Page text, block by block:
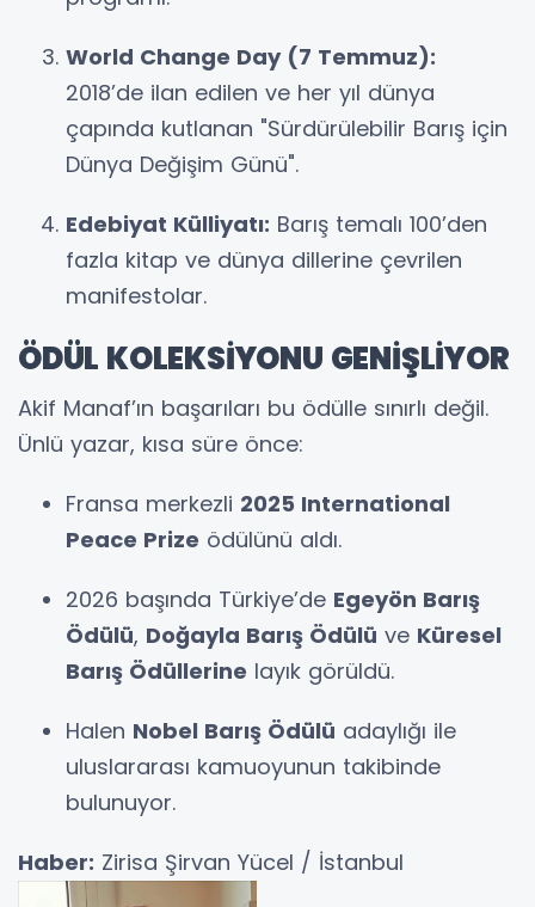
World Change Day (7 Temmuz):
2018’de ilan edilen ve her yıl dünya
çapında kutlanan "Sürdürülebilir Barış için
Dünya Değişim Günü".
Edebiyat Külliyatı: Barış temalı 100’den
fazla kitap ve dünya dillerine çevrilen
manifestolar.
ÖDÜL KOLEKSİYONU GENİŞLİYOR
Akif Manaf’ın başarıları bu ödülle sınırlı değil.
Ünlü yazar, kısa süre önce:
Fransa merkezli 2025 International
Peace Prize ödülünü aldı.
2026 başında Türkiye’de Egeyön Barış
Ödülü, Doğayla Barış Ödülü ve Küresel
Barış Ödüllerine layık görüldü.
Halen Nobel Barış Ödülü adaylığı ile
uluslararası kamuoyunun takibinde
bulunuyor.
Haber: Zirisa Şirvan Yücel / İstanbul